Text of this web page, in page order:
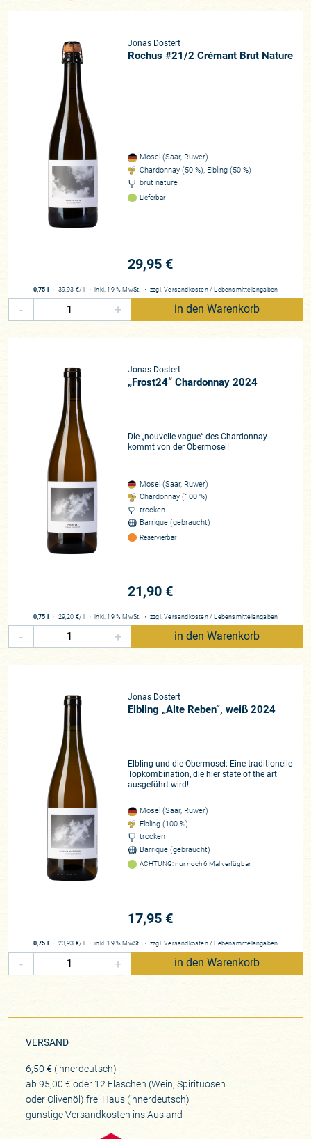
Jonas Dostert
Rochus #21/2 Crémant Brut Nature
Mosel (Saar, Ruwer)
Chardonnay (50 %), Elbling (50 %)
brut nature
Lieferbar
29,95 €
0,75 l ・ 39,93 €/ l ・inkl. 19 % MwSt. ・ zzgl.Versandkosten / Lebensmittelangaben
- + in den Warenkorb
Jonas Dostert
„Frost24“ Chardonnay 2024
Die „nouvelle vague“ des Chardonnay
kommt von der Obermosel!
Mosel (Saar, Ruwer)
Chardonnay (100 %)
trocken
Barrique (gebraucht)
Reservierbar
21,90 €
0,75 l ・ 29,20 €/ l ・inkl. 19 % MwSt. ・ zzgl.Versandkosten / Lebensmittelangaben
- + in den Warenkorb
Jonas Dostert
Elbling „Alte Reben“, weiß 2024
Elbling und die Obermosel: Eine traditionelle
Topkombination, die hier state of the art
ausgeführt wird!
Mosel (Saar, Ruwer)
Elbling (100 %)
trocken
Barrique (gebraucht)
ACHTUNG: nur noch 6 Mal verfügbar
17,95 €
0,75 l ・ 23,93 €/ l ・inkl. 19 % MwSt. ・ zzgl.Versandkosten / Lebensmittelangaben
- + in den Warenkorb
VERSAND
6,50 € (innerdeutsch)
ab 95,00 € oder 12 Flaschen (Wein, Spirituosen
oder Olivenöl) frei Haus (innerdeutsch)
günstige Versandkosten ins Ausland